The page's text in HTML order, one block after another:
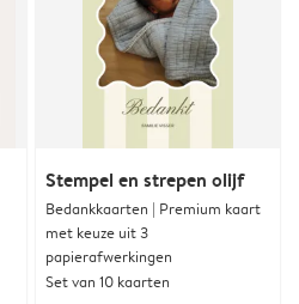
Stempel en strepen olijf
Bedankkaarten | Premium kaart
met keuze uit 3
papierafwerkingen
Set van 10 kaarten